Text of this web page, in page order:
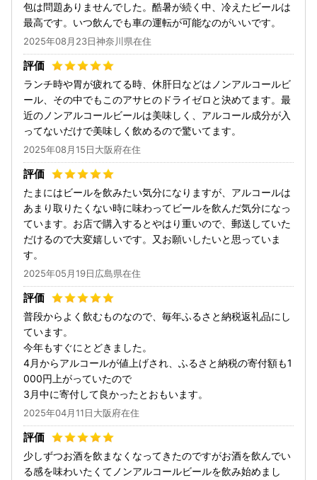
包は問題ありませんでした。酷暑が続く中、冷えたビールは
最高です。いつ飲んでも車の運転が可能なのがいいです。
2025年08月23日神奈川県在住
ランチ時や胃が疲れてる時、休肝日などはノンアルコールビ
ール、その中でもこのアサヒのドライゼロと決めてます。最
近のノンアルコールビールは美味しく、アルコール成分が入
ってないだけで美味しく飲めるので驚いてます。
2025年08月15日大阪府在住
たまにはビールを飲みたい気分になりますが、アルコールは
あまり取りたくない時に味わってビールを飲んだ気分になっ
ています。お店で購入するとやはり重いので、郵送していた
だけるので大変嬉しいです。又お願いしたいと思っていま
す。
2025年05月19日広島県在住
普段からよく飲むものなので、毎年ふるさと納税返礼品にし
ています。
今年もすぐにとどきました。
4月からアルコールが値上げされ、ふるさと納税の寄付額も1
000円上がっていたので
3月中に寄付して良かったとおもいます。
2025年04月11日大阪府在住
少しずつお酒を飲まなくなってきたのですがお酒を飲んでい
る感を味わいたくてノンアルコールビールを飲み始めまし